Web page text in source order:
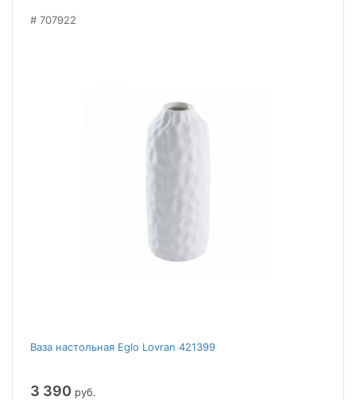
707922
Ваза настольная Eglo Lovran 421399
3 390 руб.